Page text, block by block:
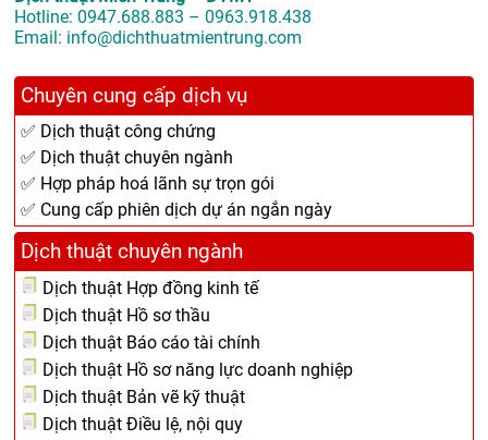
Hotline: 0947.688.883 – 0963.918.438
Email: info@dichthuatmientrung.com
Chuyên cung cấp dịch vụ
✅ Dịch thuật công chứng
✅ Dịch thuật chuyên ngành
✅ Hợp pháp hoá lãnh sự trọn gói
✅ Cung cấp phiên dịch dự án ngắn ngày
Dịch thuật chuyên ngành
Dịch thuật Hợp đồng kinh tế
Dịch thuật Hồ sơ thầu
Dịch thuật Báo cáo tài chính
Dịch thuật Hồ sơ năng lực doanh nghiệp
Dịch thuật Bản vẽ kỹ thuật
Dịch thuật Điều lệ, nội quy